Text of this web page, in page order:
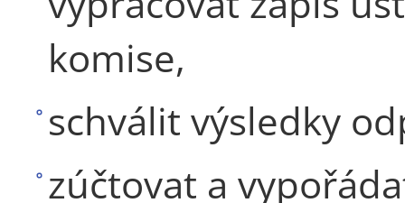
komise,
schválit výsledky
zúčtovat a